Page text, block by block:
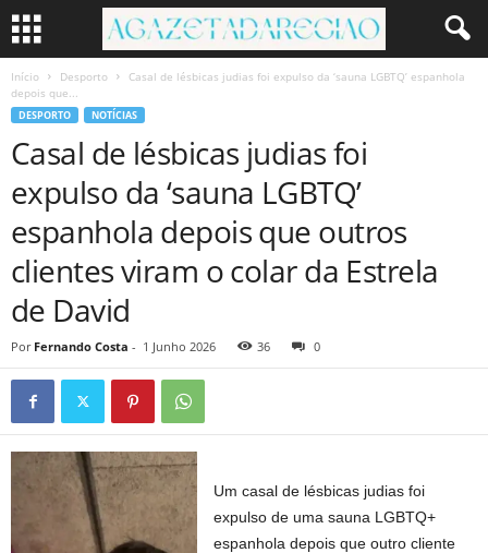
Início Desporto
Casal de lésbicas judias foi expulso da ‘sauna LGBTQ’ espanhola
depois que...
DESPORTO NOTÍCIAS
Casal de lésbicas judias foi
expulso da ‘sauna LGBTQ’
espanhola depois que outros
clientes viram o colar da Estrela
de David
Por Fernando Costa - 1 Junho 2026 36 0
Um casal de lésbicas judias foi
expulso de uma sauna LGBTQ+
espanhola depois que outro cliente